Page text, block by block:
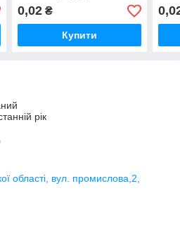
0,02₴
Купити
рік
області, вул. промислова,2,